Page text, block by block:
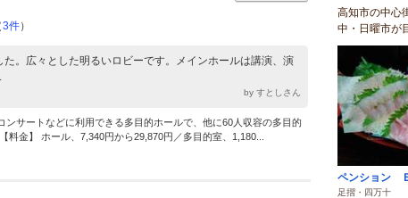
3件）
。広々とした明るいロビーです。メインホールは講演、演
by すとしさん
ンサートなどに利用できる多目的ホールで、他に60人収容の多目的
料金】 ホール、7,340円から29,870円／多目的室、1,180...
高知市の中心
中・日曜市が
ペンション
足摺・四万十